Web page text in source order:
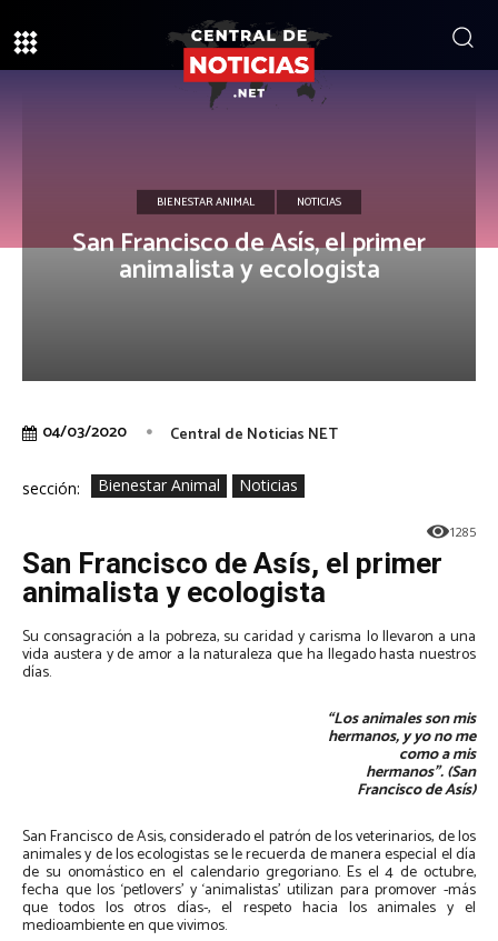
BIENESTAR ANIMAL NOTICIAS
San Francisco de Asís, el primer
animalista y ecologista
04/03/2020 Central de Noticias NET
sección: Bienestar Animal Noticias
1285
San Francisco de Asís, el primer
animalista y ecologista
Su consagración a la pobreza, su caridad y carisma lo llevaron a una
vida austera y de amor a la naturaleza que ha llegado hasta nuestros
días.
“Los animales son mis
hermanos, y yo no me
como a mis
hermanos”.(San
Francisco de Asís)
San Francisco de Asis, considerado el patrón de los veterinarios, de los
animales y de los ecologistas se le recuerda de manera especial el día
de su onomástico en el calendario gregoriano. Es el 4 de octubre,
fecha que los ‘petlovers’ y ‘animalistas’ utilizan para promover -más
que todos los otros días-, el respeto hacia los animales y el
medioambiente en que vivimos.